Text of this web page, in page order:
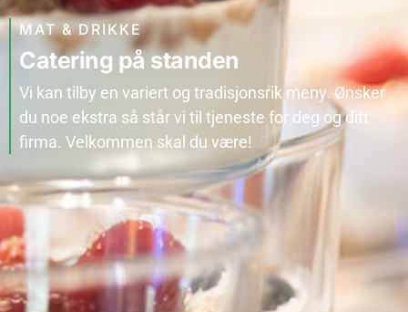
MAT & DRIKKE
Catering på standen
Vi kan tilby en variert og tradisjonsrik meny. Ønsker
du noe ekstra så står vi til tjeneste for deg og ditt
firma. Velkommen skal du være!